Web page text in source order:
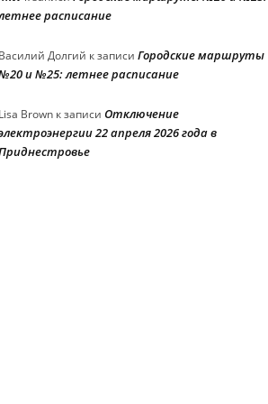
расписание
Василий Долгий к записи Городские маршруты
и №25: летнее расписание
Lisa Brown к записи Отключение
22 апреля 2026 года в